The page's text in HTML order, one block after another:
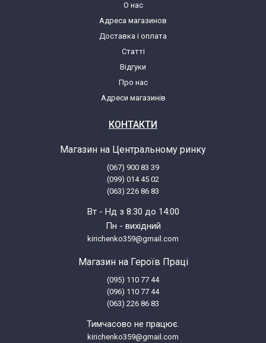
Samsung RL38ECVB1/BWT
Samsung RL38EDSW1/SPL
Samsung RL38EGPS1/XEG
Samsung RL38EGSW
Samsung RL38EGSW1/XEG
Samsung RL38EGTB
Samsung RL38SBIH
О нас
Адреса магазинов
Доставка і оплата
Статті
Відгуки
Про нас
Адреси магазинів
КОНТАКТИ
Магазин на Центральному ринку
(067) 900 83 39
(099) 014 45 02
(063) 226 86 83
Вт - Нд з 8:30 до 14:00
Пн - вихідний
kirichenko359@gmail.com
Магазин на Героїв Праці
(095) 110 77 44
(096) 110 77 44
(063) 226 86 83
Тимчасово не працює.
kirichenko359@gmail.com